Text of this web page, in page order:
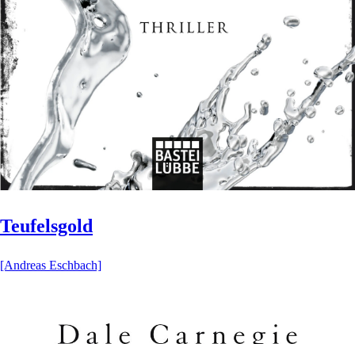
Teufelsgold
[Andreas Eschbach]